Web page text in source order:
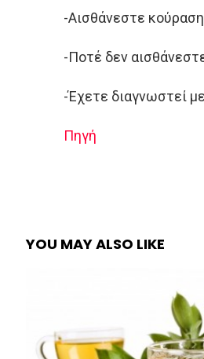
-Αισθάνεστε
-Ποτέ δεν
-Έχετε διαγνωστεί
Πηγή
YOU MAY ALSO LIKE